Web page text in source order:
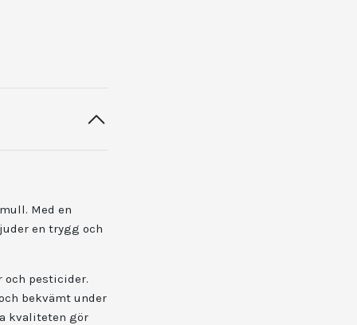
Med en
en trygg och
pesticider.
bekvämt under
kvaliteten gör